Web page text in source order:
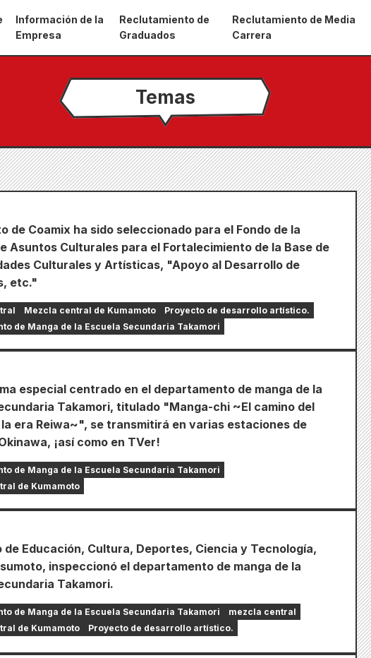
Información de la
Empresa
Reclutamiento de
Graduados
Reclutamiento de Media
Carrera
Temas
de Coamix ha sido seleccionado para el Fondo de la
Asuntos Culturales para el Fortalecimiento de la Base de
Culturales y Artísticas, "Apoyo al Desarrollo de
etc."
Mezcla central de Kumamoto
Proyecto de desarrollo artístico.
de Manga de la Escuela Secundaria Takamori
especial centrado en el departamento de manga de la
Takamori, titulado "Manga-chi ~El camino del
la era Reiwa~", se transmitirá en varias estaciones de
¡así como en TVer!
de Manga de la Escuela Secundaria Takamori
de Kumamoto
de Educación, Cultura, Deportes, Ciencia y Tecnología,
inspeccionó el departamento de manga de la
Takamori.
de Manga de la Escuela Secundaria Takamori
mezcla central
de Kumamoto
Proyecto de desarrollo artístico.